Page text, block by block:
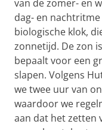
van de zomer- en
dag- en
biologische klok,
zonnetijd. De zon
bepaalt voor een
slapen. Volgens
we twee uur van
waardoor we
aan dat het zetten